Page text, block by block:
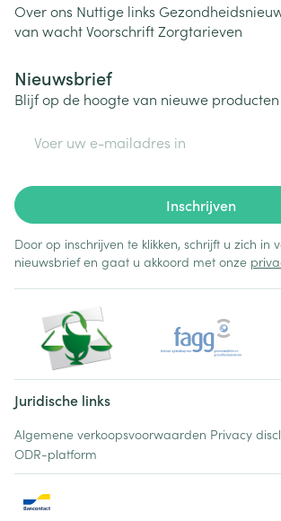
Over ons Nuttige links
van wachtVoorschriftZorgtarieven
Nieuwsbrief
Blijf op de hoogte van nieuwe
Inschrijven
Door op inschrijven te klikken, schrijft u zich in
nieuwsbrief en gaat u akkoord met onze
Juridische links
Algemene verkoopsvoorwaarden Privacy
ODR-platform